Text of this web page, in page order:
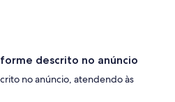
descrito no anúncio
no anúncio, atendendo às